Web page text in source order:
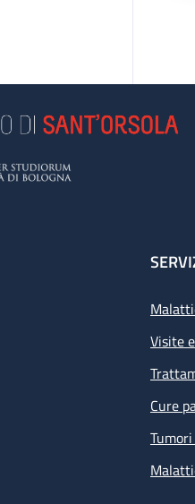
Visite
Cure